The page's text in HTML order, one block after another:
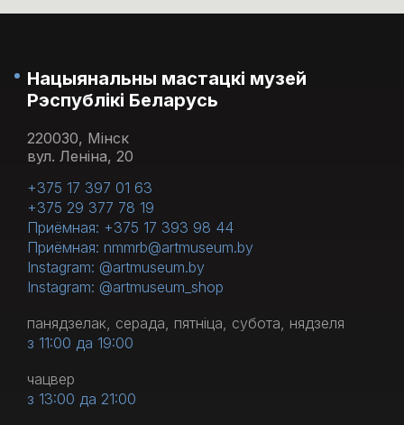
Нацыянальны мастацкі музей
Рэспублікі Беларусь
220030, Мінск
вул. Леніна, 20
+375 17 397 01 63
+375 29 377 78 19
Приёмная: +375 17 393 98 44
Приёмная: nmmrb@artmuseum.by
Instagram: @artmuseum.by
Instagram: @artmuseum_shop
панядзелак, серада, пятніца, субота, нядзеля
з 11:00 да 19:00
чацвер
з 13:00 да 21:00